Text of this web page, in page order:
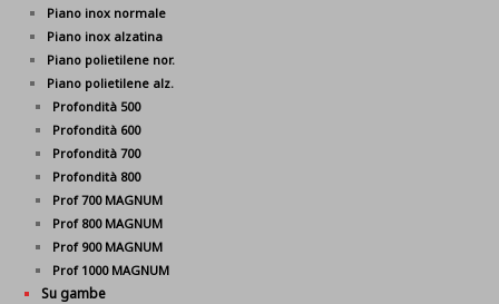
Piano inox normale
Piano inox alzatina
Piano polietilene nor.
Piano polietilene alz.
Profondità 500
Profondità 600
Profondità 700
Profondità 800
Prof 700 MAGNUM
Prof 800 MAGNUM
Prof 900 MAGNUM
Prof 1000 MAGNUM
Su gambe